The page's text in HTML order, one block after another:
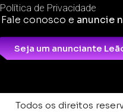
Política de Privacidade
Fale conosco e anuncie
Seja um anunciante
Todos os direitos